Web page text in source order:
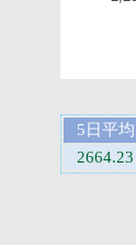
5日平均
2664.23